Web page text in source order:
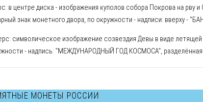
в центре диска - изображения куполов собора Покрова на рву
знак монетного двора, по окружности - надписи: вверху -
символическое изображение созвездия Девы в виде
- надпись: "МЕЖДУНАРОДНЫЙ ГОД КОСМОСА", разделённая
МОНЕТЫ РОССИИ